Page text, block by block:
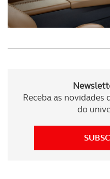
Receba as
do